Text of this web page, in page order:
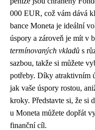
000 EUR, což vám dává
bance Moneta je ideální
úspory a zároveň je mít v
termínovaných vkladů s
sazbou, takže si můžete
potřeby. Díky atraktivním
jak vaše úspory rostou,
kroky. Představte si, že si
u Moneta můžete dopřát
finanční cíl.